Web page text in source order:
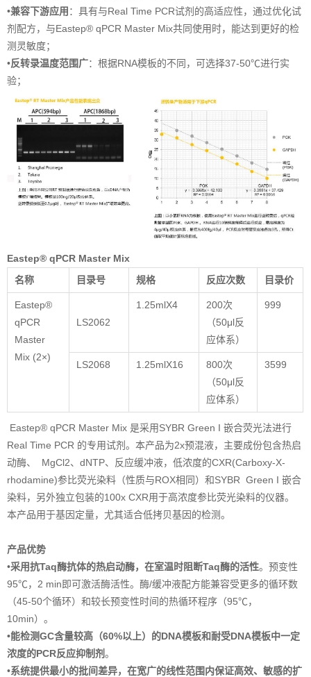
•兼容下游应用 ：具有与Real Time PCR试剂的高适应性，通过优化试
剂配方，与Eastep® qPCR Master Mix共同使用时，能达到更好的检
测灵敏度；
•反转录温度范围广：根据RNA模板的不同，可选择37-50℃进行实
验；
Eastep® qPCR Master Mix
名称
目录号 规格 反应次数 目录价
Eastep®
qPCR
Master
Mix (2×)
LS2062
1.25mlX4
200次
（50μl反
应体系）
999
LS2068 1.25mlX16
800次
（50μl反
应体系）
3599
Eastep® qPCR Master Mix 是采用SYBR Green I 嵌合荧光法进行
Real Time PCR 的专用试剂。本产品为2x预混液，主要成份包含热启
动酶、 MgCl2、dNTP、反应缓冲液，低浓度的CXR(Carboxy-X-
rhodamine)参比荧光染料（性质与ROX相同）和SYBR Green I 嵌合
染料，另外独立包装的100x CXR用于高浓度参比荧光染料的仪器。
本产品用于基因定量，尤其适合低拷贝基因的检测。
产品优势
•采用抗Taq酶抗体的热启动酶，在室温时阻断Taq酶的活性。预变性
95℃，2 min即可激活酶活性。酶/缓冲液配方能兼容受更多的循环数
（45-50个循环）和较长预变性时间的热循环程序（95℃，
10min）。
•能检测GC含量较高（60%以上）的DNA模板和耐受DNA模板中一定
浓度的PCR反应抑制剂。
•系统提供最小的批间差异，在宽广的线性范围内保证高效、敏感的扩